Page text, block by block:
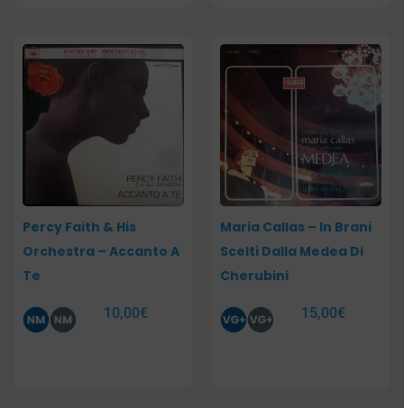
Percy Faith & His
Orchestra – Accanto A
Te
10,00€
Maria Callas – In Brani
Scelti Dalla Medea Di
Cherubini
15,00€